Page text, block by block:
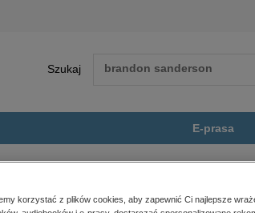
Szukaj
E-prasa
polityka, społeczno-informacyjne
korzystać z plików cookies, aby zapewnić Ci najlepsze